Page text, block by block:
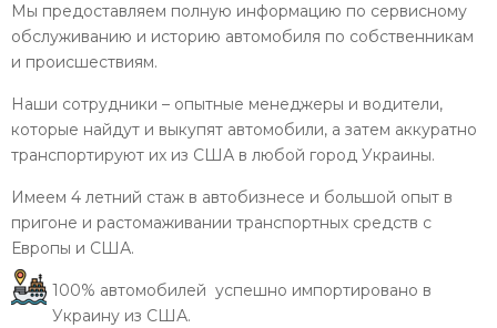
Мы предоставляем полную информацию по сервисному
обслуживанию и историю автомобиля по собственникам
и происшествиям.
Наши сотрудники – опытные менеджеры и водители,
которые найдут и выкупят автомобили, а затем аккуратно
транспортируют их из США в любой город Украины.
Имеем 4 летний стаж в автобизнесе и большой опыт в
пригоне и растомаживании транспортных средств с
Европы и США.
100% автомобилей успешно импортировано в
Украину из США.